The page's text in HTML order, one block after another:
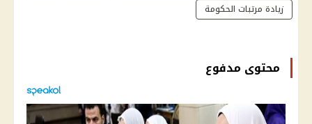
زيادة مرتبات الحكومة
محتوى مدفوع